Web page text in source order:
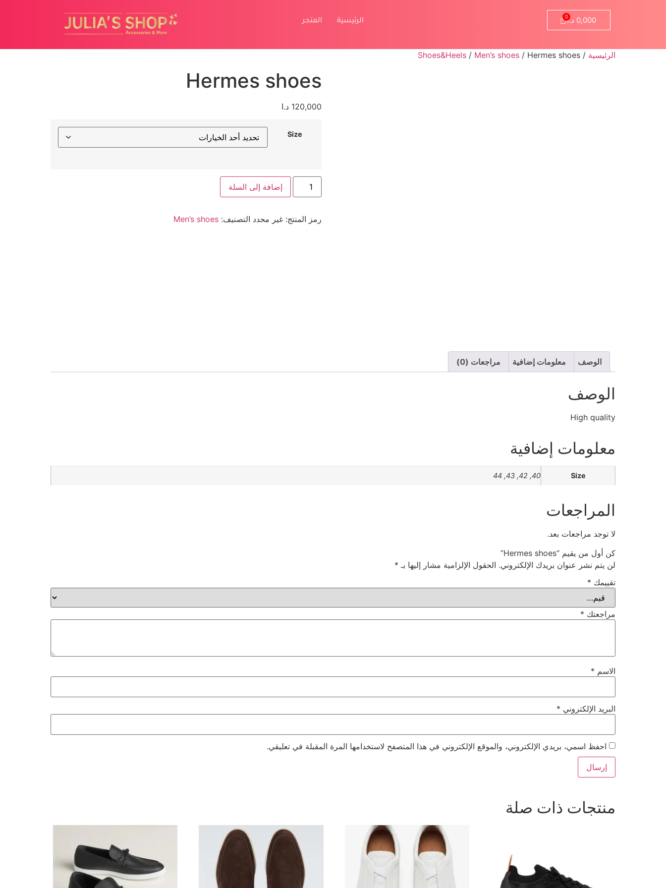
0,000 د.ا الرئيسية المتجر
الرئيسية /
Shoes&Heels / Men’s shoes / Hermes shoes
Hermes shoes
120,000 د.ا
Size
إضافة إلى السلة
رمز المنتج: غير محدد التصنيف: Men’s shoes
الوصف معلومات إضافية مراجعات (0)
الوصف
High quality
معلومات إضافية
Size
40, 42, 43, 44
المراجعات
لا توجد مراجعات بعد.
كن أول من يقيم “Hermes shoes”
لن يتم نشر عنوان بريدك الإلكتروني. الحقول الإلزامية مشار إليها بـ *
تقييمك *
مراجعتك *
الاسم *
البريد الإلكتروني *
احفظ اسمي، بريدي الإلكتروني، والموقع الإلكتروني في هذا المتصفح لاستخدامها المرة المقبلة في تعليقي.
منتجات ذات صلة